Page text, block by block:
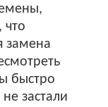
что
замена
быстро
застали